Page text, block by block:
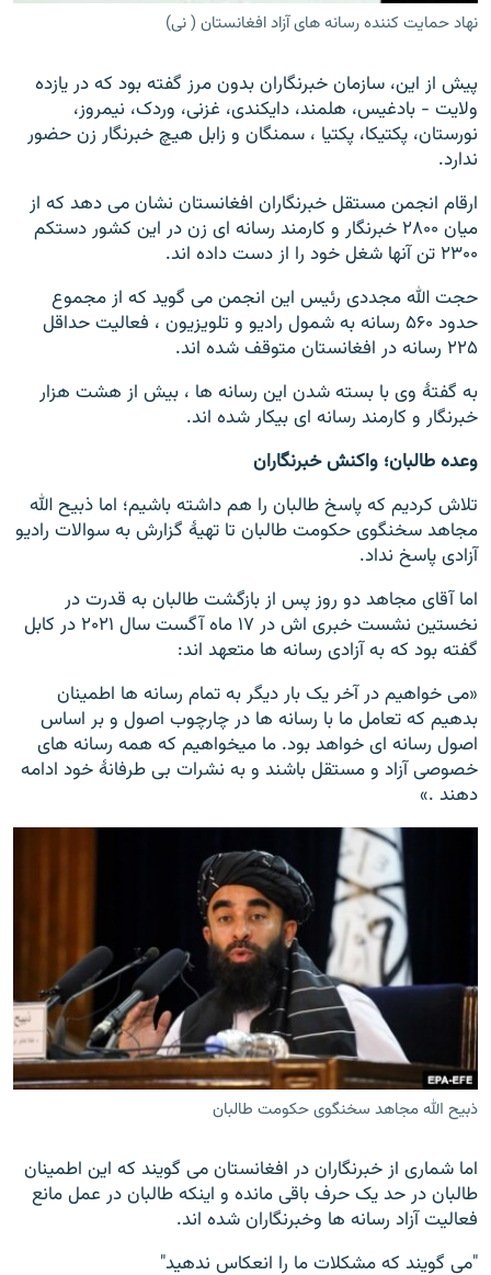
نهاد حمایت کننده رسانه های آزاد افغانستان ( نی)
پیش از این، سازمان خبرنگاران بدون مرز گفته بود که در یازده
ولایت - بادغیس، هلمند، دایکندی، غزنی، وردک، نیمروز،
نورستان، پکتیکا، پکتیا ، سمنگان و زابل هیچ خبرنگار زن حضور
ندارد.
ارقام انجمن مستقل خبرنگاران افغانستان نشان می دهد که از
میان ۲۸۰۰ خبرنگار و کارمند رسانه ای زن در این کشور دستکم
۲۳۰۰ تن آنها شغل خود را از دست داده اند.
حجت الله مجددی رئیس این انجمن می گوید که از مجموع
حدود ۵۶۰ رسانه به شمول رادیو و تلویزیون ، فعالیت حداقل
۲۲۵ رسانه در افغانستان متوقف شده اند.
به گفتۀ وی با بسته شدن این رسانه ها ، بیش از هشت هزار
خبرنگار و کارمند رسانه ای بیکار شده اند.
وعده طالبان؛ واکنش خبرنگاران
تلاش کردیم که پاسخ طالبان را هم داشته باشیم؛ اما ذبیح الله
مجاهد سخنگوی حکومت طالبان تا تهیۀ گزارش به سوالات رادیو
آزادی پاسخ نداد.
اما آقای مجاهد دو روز پس از بازگشت طالبان به قدرت در
نخستین نشست خبری اش در ۱۷ ماه آگست سال ۲۰۲۱ در کابل
گفته بود که به آزادی رسانه ها متعهد اند:
«می خواهیم در آخر یک بار دیگر به تمام رسانه ها اطمینان
بدهیم که تعامل ما با رسانه ها در چارچوب اصول و بر اساس
اصول رسانه ای خواهد بود. ما میخواهیم که همه رسانه های
خصوصی آزاد و مستقل باشند و به نشرات بی طرفانۀ خود ادامه
دهند .»
ذبیح الله مجاهد سخنگوی حکومت طالبان
اما شماری از خبرنگاران در افغانستان می گویند که این اطمینان
طالبان در حد یک حرف باقی مانده و اینکه طالبان در عمل مانع
فعالیت آزاد رسانه ها وخبرنگاران شده اند.
"می گویند که مشکلات ما را انعکاس ندهید"